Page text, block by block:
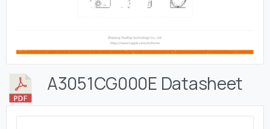
A3051CG000E Datasheet